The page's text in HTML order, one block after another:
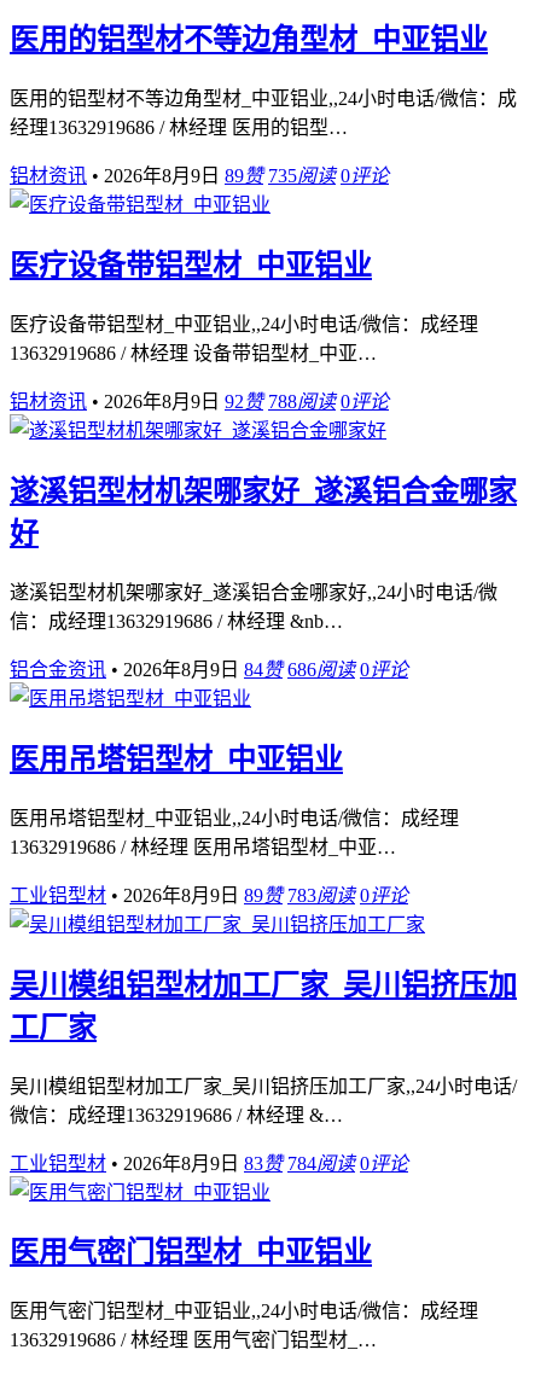
医用的铝型材不等边角型材_中亚铝业
医用的铝型材不等边角型材_中亚铝业,,24小时电话/微信：成
经理13632919686 / 林经理 医用的铝型…
铝材资讯 • 2026年8月9日 89赞 735阅读 0评论
医疗设备带铝型材_中亚铝业
医疗设备带铝型材_中亚铝业,,24小时电话/微信：成经理
13632919686 / 林经理 设备带铝型材_中亚…
铝材资讯 • 2026年8月9日 92赞 788阅读 0评论
遂溪铝型材机架哪家好_遂溪铝合金哪家
好
遂溪铝型材机架哪家好_遂溪铝合金哪家好,,24小时电话/微
信：成经理13632919686 / 林经理 &nb…
铝合金资讯 • 2026年8月9日 84赞 686阅读 0评论
医用吊塔铝型材_中亚铝业
医用吊塔铝型材_中亚铝业,,24小时电话/微信：成经理
13632919686 / 林经理 医用吊塔铝型材_中亚…
工业铝型材 • 2026年8月9日 89赞 783阅读 0评论
吴川模组铝型材加工厂家_吴川铝挤压加
工厂家
吴川模组铝型材加工厂家_吴川铝挤压加工厂家,,24小时电话/
微信：成经理13632919686 / 林经理 &…
工业铝型材 • 2026年8月9日 83赞 784阅读 0评论
医用气密门铝型材_中亚铝业
医用气密门铝型材_中亚铝业,,24小时电话/微信：成经理
13632919686 / 林经理 医用气密门铝型材_…